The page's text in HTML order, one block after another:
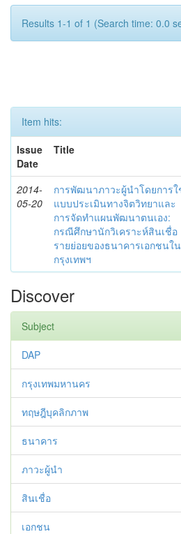
Results 1-1 of 1 (Search time: 0.0
Item hits:
Issue
Date
Title
2014-
05-20
การพัฒนาภาวะผู้นำโดยการ
แบบประเมินทางจิตวิทยาและ
การจัดทำแผนพัฒนาตนเอง:
กรณีศึกษานักวิเคราะห์สินเชื่อ
รายย่อยของธนาคารเอกชนใน
กรุงเทพฯ
Discover
Subject
DAP
กรุงเทพมหานคร
ทฤษฎีบุคลิกภาพ
ธนาคาร
ภาวะผู้นำ
สินเชื่อ
เอกชน